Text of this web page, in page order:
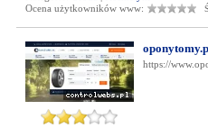
Ocena użytkowników www:
https://